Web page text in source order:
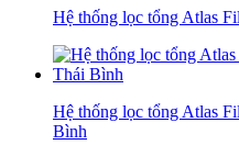
Hệ thống lọc tổng Atlas
Hệ thống lọc tổng Atlas
Bình